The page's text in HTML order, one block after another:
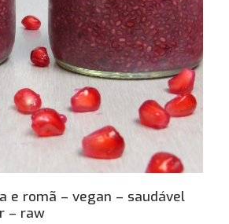
e romã – vegan – saudável
– raw